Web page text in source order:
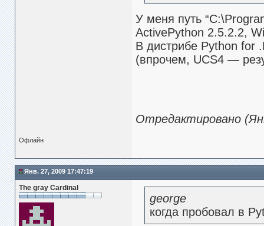
У меня путь
ActivePython 2.5.2.2,
В дистрибе Python for
(впрочем, UCS4 —
Отредактировано
Офлайн
Янв. 27, 2009 17:47:19
The gray Cardinal
george
когда пробовал в